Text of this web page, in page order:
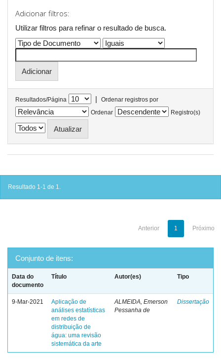
Adicionar filtros:
Utilizar filtros para refinar o resultado de busca.
Resultados/Página |
Ordenar registros por
Ordenar
Registro(s)
Resultado 1-1 de 1.
Anterior 1 Próximo
Conjunto de itens:
Data do
documento
Título Autor(es) Tipo
9-Mar-2021
Aplicação de
análises estatísticas
em redes de
distribuição de
água: uma revisão
sistemática da arte
ALMEIDA, Emerson
Pessanha de
Dissertação